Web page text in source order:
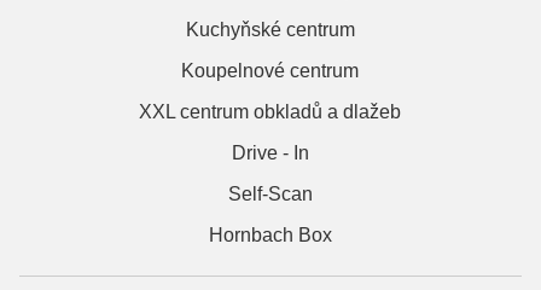
Kuchyňské centrum
Koupelnové centrum
XXL centrum obkladů a dlažeb
Drive - In
Self-Scan
Hornbach Box